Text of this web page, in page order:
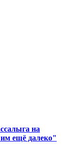
на
ещё далеко"